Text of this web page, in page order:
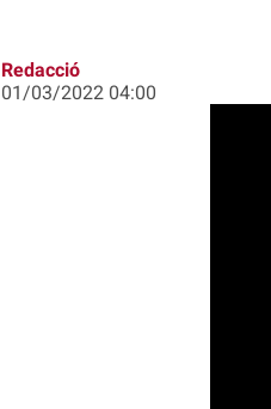
Redacció
01/03/2022 04:00